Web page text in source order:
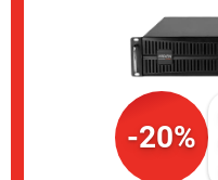
-20%